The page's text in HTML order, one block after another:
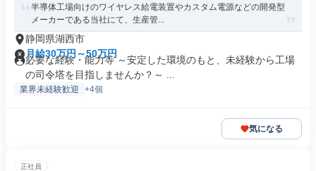
半導体工場向けのワイヤレス給電装置やカスタム電源などの開発型
メーカーである当社にて、生産管...
静岡県湖西市
月給30万円～50万円
必要な経験・能力等 ～安定した環境のもと、未経験から工場
の司令塔を目指しませんか？～ ...
業界未経験歓迎 +4個
気になる
正社員